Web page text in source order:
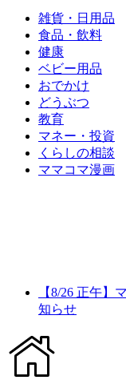
雑貨・日用品
食品・飲料
健康
ベビー用品
おでかけ
どうぶつ
教育
マネー・投資
くらしの相談
ママコマ漫画
【8/26 正午】
知らせ